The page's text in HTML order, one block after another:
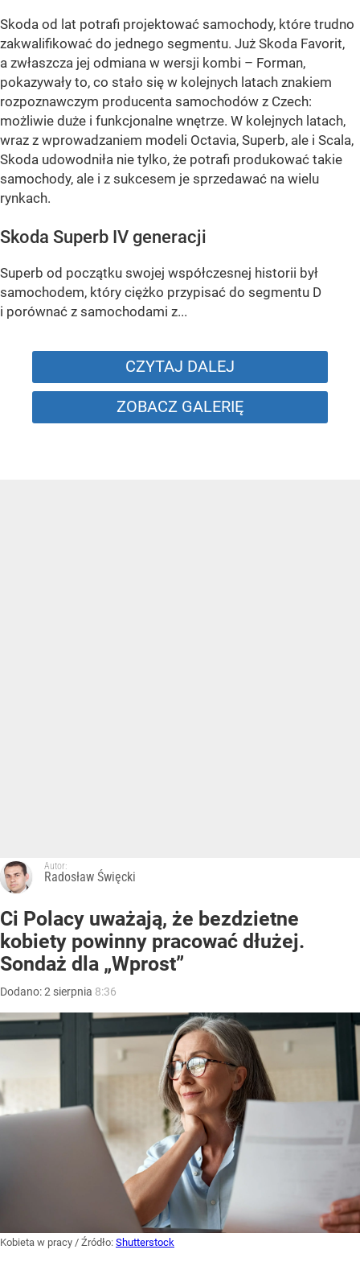
Skoda od lat potrafi projektować samochody, które trudno
zakwalifikować do jednego segmentu. Już Skoda Favorit,
a zwłaszcza jej odmiana w wersji kombi – Forman,
pokazywały to, co stało się w kolejnych latach znakiem
rozpoznawczym producenta samochodów z Czech:
możliwie duże i funkcjonalne wnętrze. W kolejnych latach,
wraz z wprowadzaniem modeli Octavia, Superb, ale i Scala,
Skoda udowodniła nie tylko, że potrafi produkować takie
samochody, ale i z sukcesem je sprzedawać na wielu
rynkach.
Skoda Superb IV generacji
Superb od początku swojej współczesnej historii był
samochodem, który ciężko przypisać do segmentu D
i porównać z samochodami z...
CZYTAJ DALEJ
ZOBACZ GALERIĘ
Autor:
Radosław Święcki
Ci Polacy uważają, że bezdzietne
kobiety powinny pracować dłużej.
Sondaż dla „Wprost”
Dodano:2 sierpnia 8:36
Kobieta w pracy / Źródło: Shutterstock